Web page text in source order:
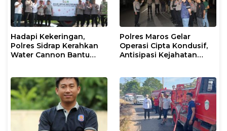
Hadapi Kekeringan,
Polres Sidrap Kerahkan
Water Cannon Bantu
Polres Maros Gelar
Operasi Cipta Kondusif,
Antisipasi Kejahatan